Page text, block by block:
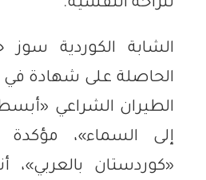
للراحة النفسية.
الحاصلة على شهادة في
الطيران الشراعي
إلى السماء»،
«كوردستان بالعربي»،